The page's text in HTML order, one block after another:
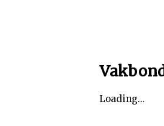
Loading...